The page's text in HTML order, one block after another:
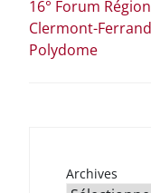
16° Forum
Clermont-
Polydome
Archives